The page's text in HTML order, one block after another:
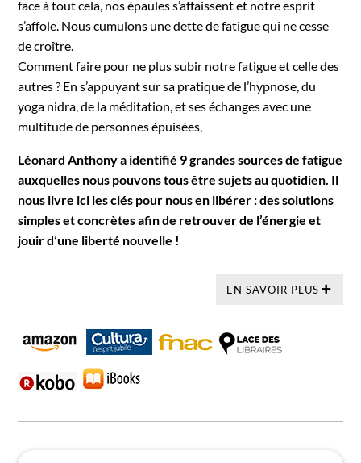
face à tout cela, nos épaules s’affaissent et notre esprit
s’affole. Nous cumulons une dette de fatigue qui ne cesse
de croître.
Comment faire pour ne plus subir notre fatigue et celle des
autres ? En s’appuyant sur sa pratique de l’hypnose, du
yoga nidra, de la méditation, et ses échanges avec une
multitude de personnes épuisées,
Léonard Anthony a identifié 9 grandes sources de fatigue
auxquelles nous pouvons tous être sujets au quotidien. Il
nous livre ici les clés pour nous en libérer : des solutions
simples et concrètes afin de retrouver de l’énergie et
jouir d’une liberté nouvelle !
EN SAVOIR PLUS